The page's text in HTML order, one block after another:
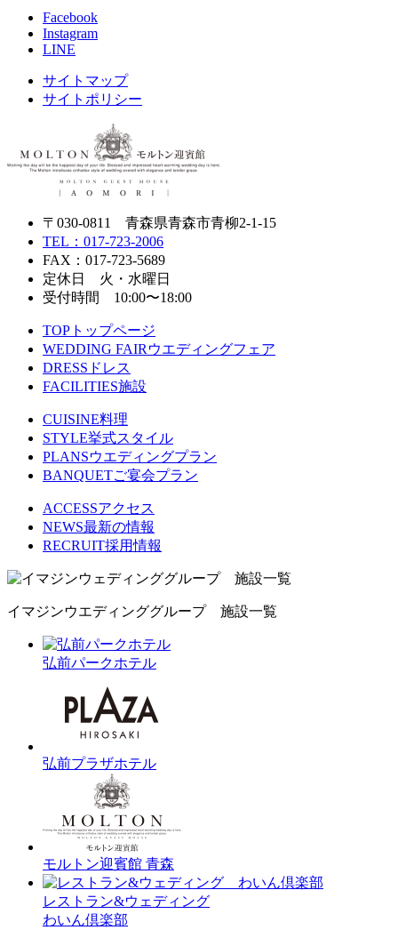
Facebook
Instagram
LINE
サイトマップ
サイトポリシー
〒030-0811 青森県青森市青柳2-1-15
TEL：017-723-2006
FAX：017-723-5689
定休日 火・水曜日
受付時間 10:00〜18:00
TOP トップページ
WEDDING FAIRウエディングフェア
DRESS ドレス
FACILITIES施設
CUISINE料理
STYLE挙式スタイル
PLANSウエディングプラン
BANQUETご宴会プラン
ACCESSアクセス
NEWS最新の情報
RECRUIT採用情報
イマジンウエディンググループ 施設一覧
弘前パークホテル
弘前プラザホテル
モルトン迎賓館 青森
レストラン&ウェディング
わいん倶楽部